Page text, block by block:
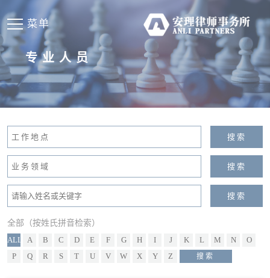
菜单
专业人员
全部（按姓氏拼音检索）
ALL
A B C D E F G H I J K L M N
O
P
Q R S T U V W X Y Z